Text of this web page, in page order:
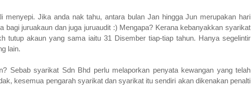
menyepi. Jika anda nak tahu, antara bulan Jan hingga Jun merupakan hari
bagi juruakaun dan juga juruaudit :) Mengapa? Kerana kebanyakkan syarikat
tutup akaun yang sama iaitu 31 Disember tiap-tiap tahun. Hanya segelintir
lain.
Sebab syarikat Sdn Bhd perlu melaporkan penyata kewangan yang telah
kesemua pengarah syarikat dan syarikat itu sendiri akan dikenakan penalti